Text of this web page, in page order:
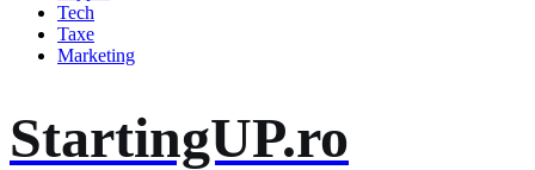
Tech
Taxe
Marketing
StartingUP.ro